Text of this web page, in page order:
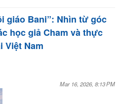
giáo Bani”: Nhìn từ góc
học giả Cham và thực
Việt Nam
Mar 16, 2026, 8:13 PM